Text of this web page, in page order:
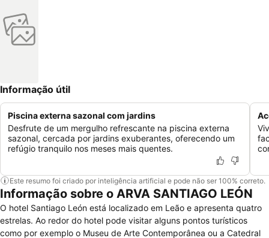
Informação útil
Piscina externa sazonal com jardins
Desfrute de um mergulho refrescante na piscina externa
sazonal, cercada por jardins exuberantes, oferecendo um
refúgio tranquilo nos meses mais quentes.
Este resumo foi criado por inteligência artificial e pode não ser 100% correto.
Informação sobre o ARVA SANTIAGO LEÓN
O hotel Santiago León está localizado em Leão e apresenta quatro
estrelas. Ao redor do hotel pode visitar alguns pontos turísticos
como por exemplo o Museu de Arte Contemporânea ou a Catedral